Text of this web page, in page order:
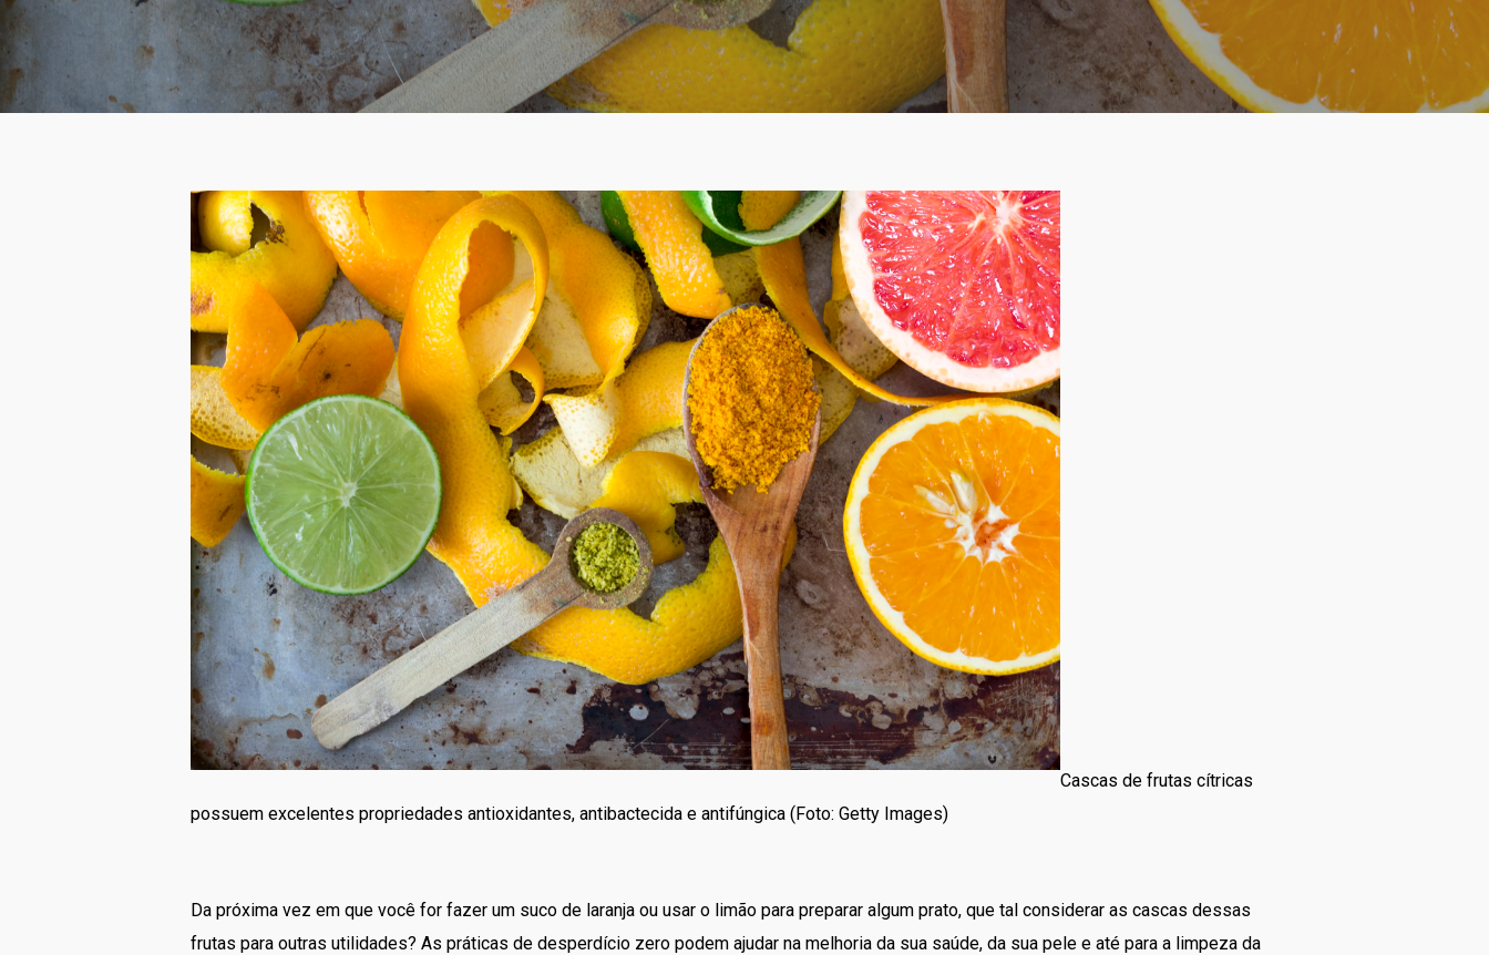
Cascas de frutas cítricas
possuem excelentes propriedades antioxidantes, antibactecida e antifúngica (Foto: Getty Images)
Da próxima vez em que você for fazer um suco de laranja ou usar o limão para preparar algum prato, que tal considerar as cascas dessas
frutas para outras utilidades? As práticas de desperdício zero podem ajudar na melhoria da sua saúde, da sua pele e até para a limpeza da